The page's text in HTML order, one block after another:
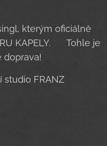
kterým oficiálně
KAPELY. 🔥 Tohle je
🔊😍
studio FRANZ